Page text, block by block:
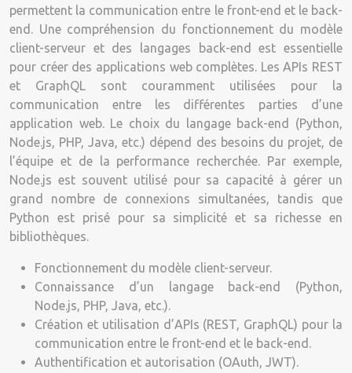
permettent la communication entre le front-end et le back-
end. Une compréhension du fonctionnement du modèle
client-serveur et des langages back-end est essentielle
pour créer des applications web complètes. Les APIs REST
et GraphQL sont couramment utilisées pour la
communication entre les différentes parties d’une
application web. Le choix du langage back-end (Python,
Node.js, PHP, Java, etc.) dépend des besoins du projet, de
l’équipe et de la performance recherchée. Par exemple,
Node.js est souvent utilisé pour sa capacité à gérer un
grand nombre de connexions simultanées, tandis que
Python est prisé pour sa simplicité et sa richesse en
bibliothèques.
Fonctionnement du modèle client-serveur.
Connaissance d’un langage back-end (Python,
Node.js, PHP, Java, etc.).
Création et utilisation d’APIs (REST, GraphQL) pour la
communication entre le front-end et le back-end.
Authentification et autorisation (OAuth, JWT).